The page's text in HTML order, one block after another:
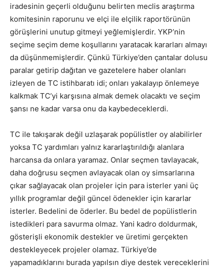
iradesinin geçerli olduğunu belirten meclis araştırma
komitesinin raporunu ve elçi ile elçilik raportörünün
görüşlerini unutup gitmeyi yeğlemişlerdir. YKP’nin
seçime seçim deme koşullarını yaratacak kararları almayı
da düşünmemişlerdir. Çünkü Türkiye’den çantalar dolusu
paralar getirip dağıtan ve gazetelere haber olanları
izleyen de TC istihbaratı idi; onları yakalayıp önlemeye
kalkmak TC’yi karşısına almak demek olacaktı ve seçim
şansı ne kadar varsa onu da kaybedeceklerdi.
TC ile takışarak değil uzlaşarak popülistler oy alabilirler
yoksa TC yardımları yalnız kararlaştırıldığı alanlara
harcansa da onlara yaramaz. Onlar seçmen tavlayacak,
daha doğrusu seçmen avlayacak olan oy simsarlarına
çıkar sağlayacak olan projeler için para isterler yani üç
yıllık programlar değil güncel ödenekler için kararlar
isterler. Bedelini de öderler. Bu bedel de popülistlerin
istedikleri para savurma olmaz. Yani kadro doldurmak,
gösterişli ekonomik destekler ve üretimi gerçekten
destekleyecek projeler olamaz. Türkiye’de
yapamadıklarını burada yapılsın diye destek vereceklerini